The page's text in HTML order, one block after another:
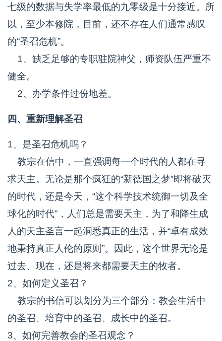
七级的数据与失学率最低的九零级是十分接近。所
以，至少本修院，目前，还不存在人们通常感叹
的“圣召危机”。
1、缺乏足够的专职驻院神父，师资队伍严重不
健全。
2、办学条件过份地差。
四、重新理解圣召
1、是圣召危机吗？
教宗在信中，一直强调每一个时代的人都在寻
求天主。无论是那个疯狂的“新德国之梦”即将破灭
的时代，还是今天，“这个科学技术统御一切及全
球化的时代”，人们总是需要天主，为了和降生成
人的天主圣言一起洞悉真正的生活，并“卓有成效
地秉持真正人伦的原则”。因此，这个世界无论是
过去、现在，还是将来都需要天主的牧者。
2、如何定义圣召？
教宗的书信可以划分为三个部分：教会生活中
的圣召、培育中的圣召、成长中的圣召。
3、如何完善教会的圣召观念？